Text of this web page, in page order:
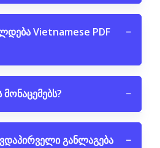
Vietnamese PDF
−
−
განლაგება
−